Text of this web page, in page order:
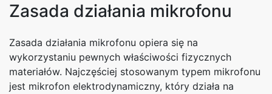
Zasada działania mikrofonu
Zasada działania mikrofonu opiera się na
wykorzystaniu pewnych właściwości fizycznych
materiałów. Najczęściej stosowanym typem mikrofonu
jest mikrofon elektrodynamiczny, który działa na